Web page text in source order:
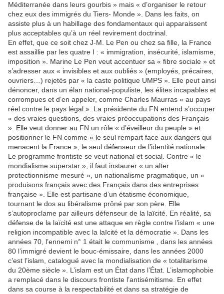
Méditerranée dans leurs gourbis » mais « d’organiser le retour
chez eux des immigrés du Tiers- Monde ». Dans les faits, on
assiste plus à un habillage des fondamentaux qui apparaissent
plus acceptables qu’à un réel revirement doctrinal.
En effet, que ce soit chez J-M. Le Pen ou chez sa fille, la France
est assaillie par les quatre I : « immigration, insécurité, islamisme,
imposition ». Marine Le Pen veut accentuer sa « fibre sociale » et
s’adresser aux « invisibles et aux oubliés » (employés, précaires,
ouvriers…) rejetés par « la caste politique UMPS ». Elle peut ainsi
dénoncer, dans un élan national-populiste, les élites incapables et
corrompues et d’en appeler, comme Charles Maurras « au pays
réel contre le pays légal ». La présidente du FN entend s’occuper
« des vraies questions, des vraies préoccupations des Français
». Elle veut donner au FN un rôle « d’éveilleur du peuple » et
positionner le FN comme « le seul rempart face aux dangers qui
menacent la France », le seul défenseur de l’identité nationale.
Le programme frontiste se veut national et social. Contre « le
mondialisme superstar », il faut instaurer « un alter
protectionnisme mesuré », un nationalisme pragmatique, un «
produisons français avec des Français dans des entreprises
française ». Elle est partisane d’un étatisme économique,
tournant le dos au libéralisme prôné par son père. Elle
s’autoproclame par ailleurs défenseur de la laïcité. En réalité, sa
défense de la laïcité est une attaque en règle contre l’islam « une
religion incompatible avec la laïcité et la démocratie ». Dans les
années 70, l’ennemi n° 1 était le communisme , dans les années
80 l’immigré devient le bouc-émissaire, dans les années 2000
c’est l’islam, catalogué avec la mondialisation de « totalitarisme
du 20ème siècle ». L’islam est un État dans l’État. L’islamophobie
a remplacé dans le discours frontiste l’antisémitisme. En effet
dans sa course à la respectabilité et dans sa stratégie de